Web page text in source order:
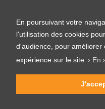
En poursuivant votre
l'utilisation des cookies
d'audience, pour améliorer
expérience sur le site › En